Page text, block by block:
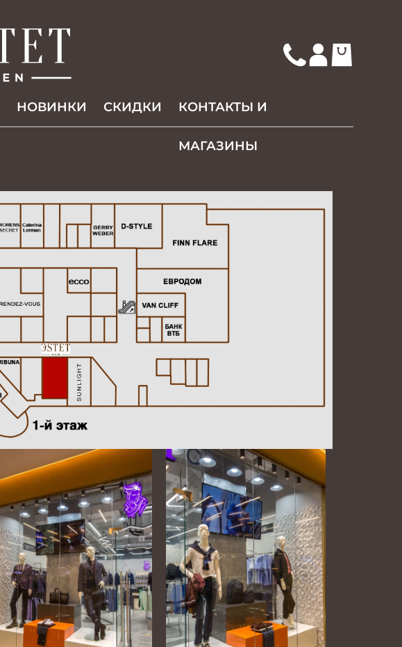
НОВИНКИ СКИДКИ КОНТАКТЫ И
МАГАЗИНЫ